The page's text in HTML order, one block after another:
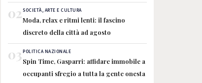
02SOCIETÀ, ARTE E CULTURA
Moda, relax e ritmi lenti: il fascino
discreto della città ad agosto
03POLITICA NAZIONALE
Spin Time, Gasparri: affidare immobile a
occupanti sfregio a tutta la gente onesta